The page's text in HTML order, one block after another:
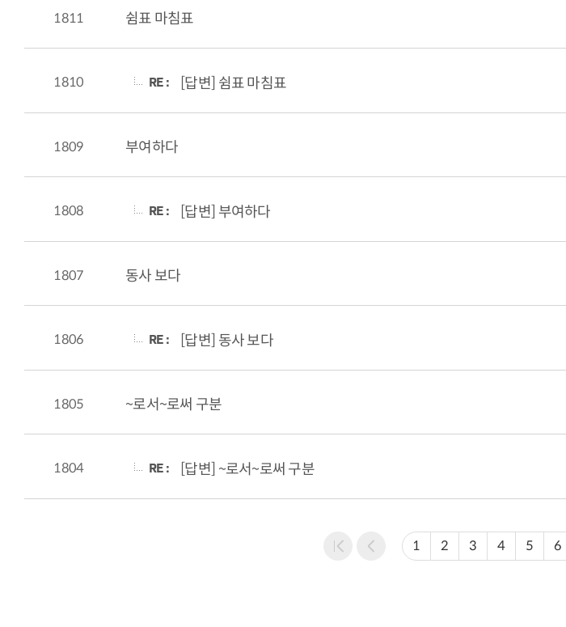
1811 쉼표 마침표
1810 RE : [답변] 쉼표 마침표
1809 부여하다
1808 RE : [답변] 부여하다
1807 동사 보다
1806 RE : [답변] 동사 보다
1805 ~로서~로써 구분
1804 RE : [답변] ~로서~로써 구분
1 2 3 4 5 6